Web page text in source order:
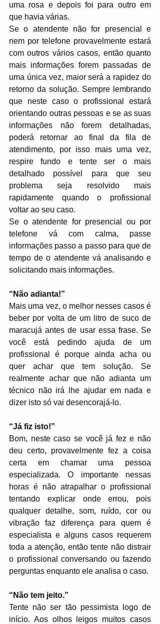
uma rosa e depois foi para outro em
que havia várias.
Se o atendente não for presencial e
nem por telefone provavelmente estará
com outros vários casos, então quanto
mais informações forem passadas de
uma única vez, maior será a rapidez do
retorno da solução. Sempre lembrando
que neste caso o profissional estará
orientando outras pessoas e se as suas
informações não forem detalhadas,
poderá retornar ao final da fila de
atendimento, por isso mais uma vez,
respire fundo e tente ser o mais
detalhado possível para que seu
problema seja resolvido mais
rapidamente quando o profissional
voltar ao seu caso.
Se o atendente for presencial ou por
telefone vá com calma, passe
informações passo a passo para que de
tempo de o atendente vá analisando e
solicitando mais informações.
“Não adianta!”
Mais uma vez, o melhor nesses casos é
beber por volta de um litro de suco de
maracujá antes de usar essa frase. Se
você está pedindo ajuda de um
profissional é porque ainda acha ou
quer achar que tem solução. Se
realmente achar que não adianta um
técnico não irá lhe ajudar em nada e
dizer isto só vai desencorajá-lo.
“Já fiz isto!”
Bom, neste caso se você já fez e não
deu certo, provavelmente fez a coisa
certa em chamar uma pessoa
especializada. O importante nessas
horas é não atrapalhar o profissional
tentando explicar onde errou, pois
qualquer detalhe, som, ruído, cor ou
vibração faz diferença para quem é
especialista e alguns casos requerem
toda a atenção, então tente não distrair
o profissional conversando ou fazendo
perguntas enquanto ele analisa o caso.
“Não tem jeito.”
Tente não ser tão pessimista logo de
início. Aos olhos leigos muitos casos